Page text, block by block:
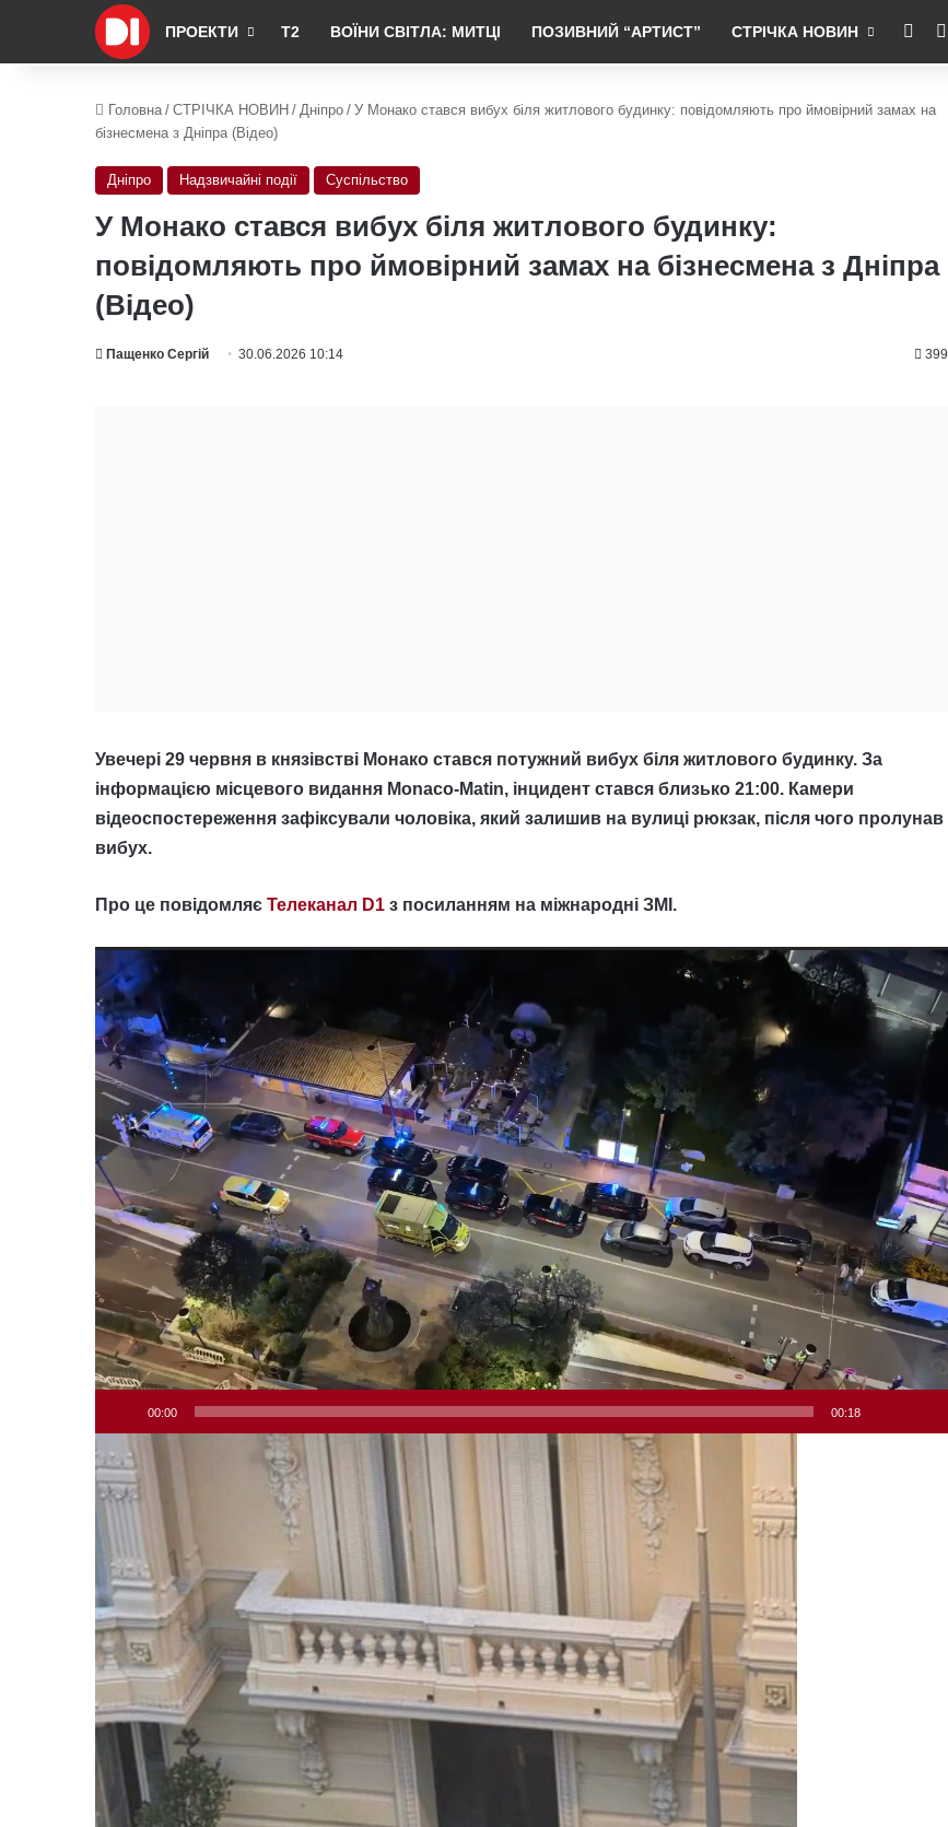
ПРОЕКТИ Т2 ВОЇНИ СВІТЛА: МИТЦІ ПОЗИВНИЙ “АРТИСТ” СТРІЧКА НОВИН RSS
Головна / СТРІЧКА НОВИН / Дніпро / У Монако стався вибух біля житлового будинку: повідомляють про ймовірний замах на
бізнесмена з Дніпра (Відео)
Дніпро Надзвичайні події Суспільство
У Монако стався вибух біля житлового будинку:
повідомляють про ймовірний замах на бізнесмена з Дніпра
(Відео)
Пащенко Сергій 30.06.2026 10:14 399
Увечері 29 червня в князівстві Монако стався потужний вибух біля житлового будинку. За
інформацією місцевого видання Monaco-Matin, інцидент стався близько 21:00. Камери
відеоспостереження зафіксували чоловіка, який залишив на вулиці рюкзак, після чого пролунав
вибух.
Про це повідомляє Телеканал D1 з посиланням на міжнародні ЗМІ.
Відеопрогравач
00:00 00:18